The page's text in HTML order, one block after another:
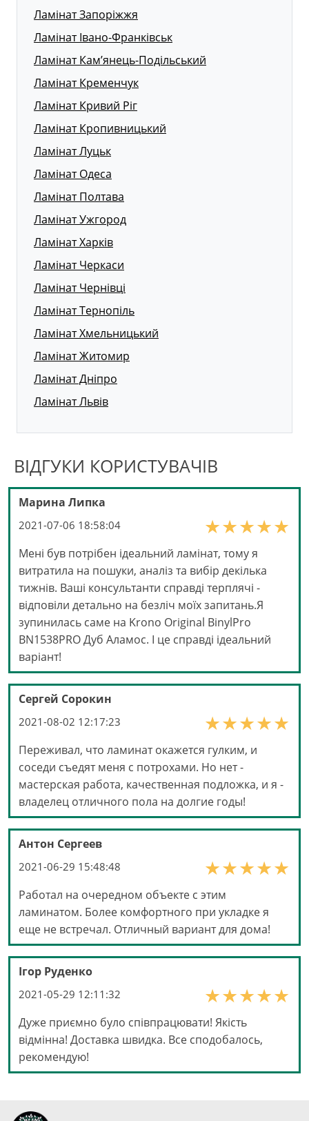
Ламінат Запоріжжя
Ламінат Івано-Франківськ
Ламінат Кам’янець-Подільський
Ламінат Кременчук
Ламінат Кривий Ріг
Ламінат Кропивницький
Ламінат Луцьк
Ламінат Одеса
Ламінат Полтава
Ламінат Ужгород
Ламінат Харків
Ламінат Черкаси
Ламінат Чернівці
Ламінат Тернопіль
Ламінат Хмельницький
Ламінат Житомир
Ламінат Дніпро
Ламінат Львів
ВІДГУКИ КОРИСТУВАЧІВ
Марина Липка
2021-07-06 18:58:04
Мені був потрібен ідеальний ламінат, тому я
витратила на пошуки, аналіз та вибір декілька
тижнів. Ваші консультанти справді терплячі -
відповіли детально на безліч моїх запитань.Я
зупинилась саме на Krono Original BinylPro
BN1538PRO Дуб Аламос. І це справді ідеальний
варіант!
Сергей Сорокин
2021-08-02 12:17:23
Переживал, что ламинат окажется гулким, и
соседи съедят меня с потрохами. Но нет -
мастерская работа, качественная подложка, и я -
владелец отличного пола на долгие годы!
Антон Сергеев
2021-06-29 15:48:48
Работал на очередном объекте с этим
ламинатом. Более комфортного при укладке я
еще не встречал. Отличный вариант для дома!
Ігор Руденко
2021-05-29 12:11:32
Дуже приємно було співпрацювати! Якість
відмінна! Доставка швидка. Все сподобалось,
рекомендую!